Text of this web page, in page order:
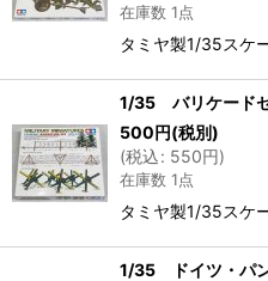
在庫数 1点
タミヤ製1/35スケ
1/35 バリケード
500円(税別)
(税込: 550円)
在庫数 1点
タミヤ製1/35スケ
1/35 ドイツ・パ